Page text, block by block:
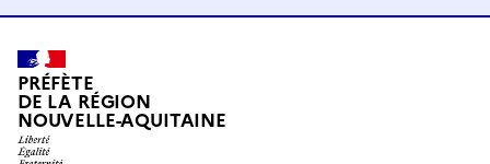
PRÉFÈTE
DE LA RÉGION
NOUVELLE-AQUITAINE